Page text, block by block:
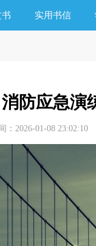
实用书信
消防应急演
：2026-01-08 23:02:10